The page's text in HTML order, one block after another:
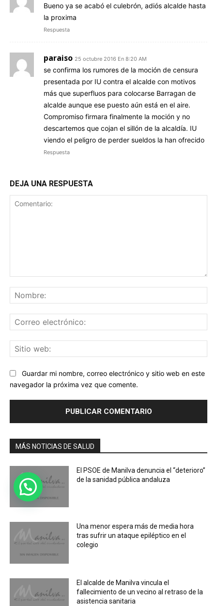
Bueno ya se acabó el culebrón, adiós alcalde hasta
la proxima
Respuesta
paraiso 25 octubre 2016 En 8:20 AM
se confirma los rumores de la moción de censura
presentada por IU contra el alcalde con motivos
más que superfluos para colocarse Barragan de
alcalde aunque ese puesto aún está en el aire.
Compromiso firmara finalmente la moción y no
descartemos que cojan el sillón de la alcaldía. IU
viendo el peligro de perder sueldos la han ofrecido
Respuesta
DEJA UNA RESPUESTA
Guardar mi nombre, correo electrónico y sitio web en este
navegador la próxima vez que comente.
MÁS NOTICIAS DE SALUD
El PSOE de Manilva denuncia el “deterioro”
de la sanidad pública andaluza
Una menor espera más de media hora
tras sufrir un ataque epiléptico en el
colegio
El alcalde de Manilva vincula el
fallecimiento de un vecino al retraso de la
asistencia sanitaria